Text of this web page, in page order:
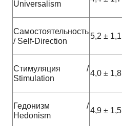
Universalism
Самостоятельность
/ Self-Direction
5,2 ± 1,1
Стимуляция /
Stimulation
4,0 ± 1,8
Гедонизм /
Hedonism
4,9 ± 1,5